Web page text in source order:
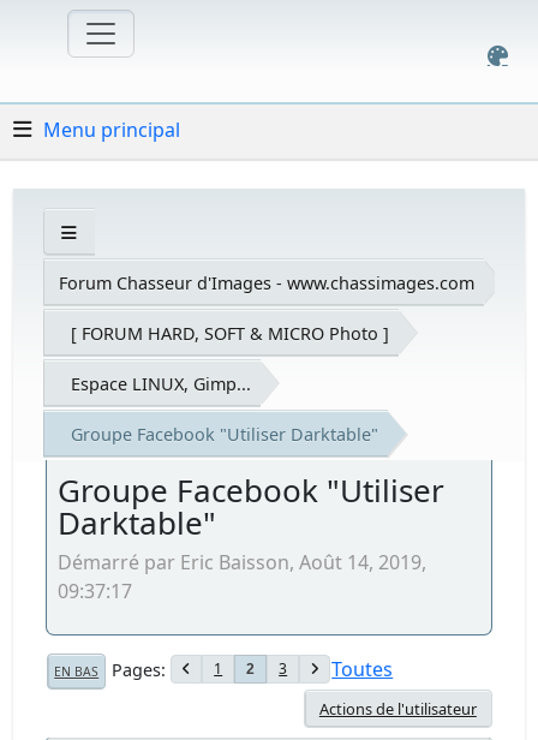
Menu principal
Forum Chasseur d'Images - www.chassimages.com
[ FORUM HARD, SOFT & MICRO Photo ]
Espace LINUX, Gimp...
Groupe Facebook "Utiliser Darktable"
Groupe Facebook "Utiliser
Darktable"
Démarré par Eric Baisson, Août 14, 2019,
09:37:17
EN BAS Pages 1 2 3 Toutes
Actions de l'utilisateur